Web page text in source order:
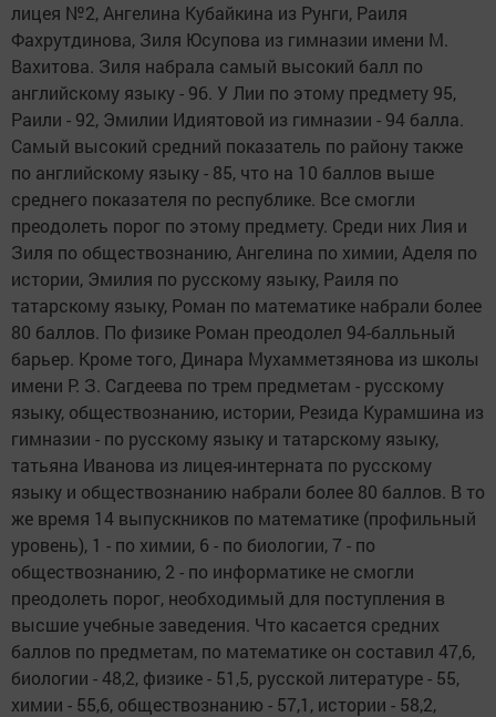
лицея №2, Ангелина Кубайкина из Рунги, Раиля
Фахрутдинова, Зиля Юсупова из гимназии имени М.
Вахитова. Зиля набрала самый высокий балл по
английскому языку - 96. У Лии по этому предмету 95,
Раили - 92, Эмилии Идиятовой из гимназии - 94 балла.
Самый высокий средний показатель по району также
по английскому языку - 85, что на 10 баллов выше
среднего показателя по республике. Все смогли
преодолеть порог по этому предмету. Среди них Лия и
Зиля по обществознанию, Ангелина по химии, Аделя по
истории, Эмилия по русскому языку, Раиля по
татарскому языку, Роман по математике набрали более
80 баллов. По физике Роман преодолел 94-балльный
барьер. Кроме того, Динара Мухамметзянова из школы
имени Р. З. Сагдеева по трем предметам - русскому
языку, обществознанию, истории, Резида Курамшина из
гимназии - по русскому языку и татарскому языку,
татьяна Иванова из лицея-интерната по русскому
языку и обществознанию набрали более 80 баллов. В то
же время 14 выпускников по математике (профильный
уровень), 1 - по химии, 6 - по биологии, 7 - по
обществознанию, 2 - по информатике не смогли
преодолеть порог, необходимый для поступления в
высшие учебные заведения. Что касается средних
баллов по предметам, по математике он составил 47,6,
биологии - 48,2, физике - 51,5, русской литературе - 55,
химии - 55,6, обществознанию - 57,1, истории - 58,2,